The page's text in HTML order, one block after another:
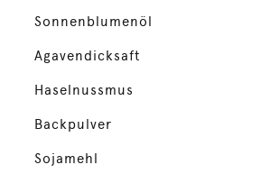
Sonnenblumenöl
Agavendicksaft
Haselnussmus
Backpulver
Sojamehl